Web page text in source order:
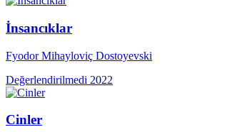
İnsancıklar
Fyodor Mihayloviç Dostoyevski
Değerlendirilmedi 2022
Cinler